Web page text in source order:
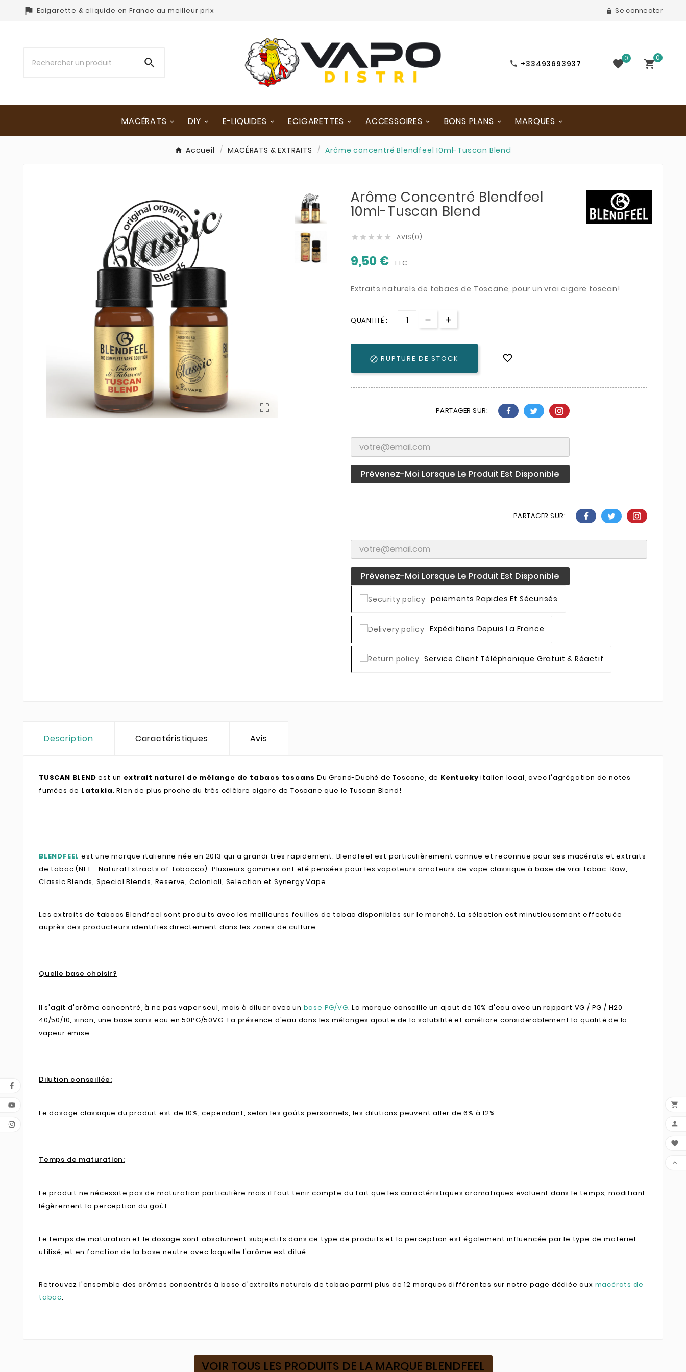
 Ecigarette & eliquide en France au meilleur prix  Se connecter
  +33493693937 0 
0
MACÉRATS DIY E-LIQUIDES ECIGARETTES ACCESSOIRES BONS PLANS MARQUES
Accueil MACÉRATS & EXTRAITS Arôme concentré Blendfeel 10ml-Tuscan Blend

Arôme Concentré Blendfeel
10ml-Tuscan Blend
     AVIS(0)
9,50 € TTC
Extraits naturels de tabacs de Toscane, pour un vrai cigare toscan!
QUANTITÉ :
 RUPTURE DE STOCK 
PARTAGER SUR:
Prévenez-Moi Lorsque Le Produit Est Disponible
PARTAGER SUR:
Prévenez-Moi Lorsque Le Produit Est Disponible
Paiements Rapides Et Sécurisés
Expéditions Depuis La France
Service Client Téléphonique Gratuit & Réactif
Description Caractéristiques Avis
TUSCAN BLEND est un extrait naturel de mélange de tabacs toscans Du Grand-Duché de Toscane, de Kentucky italien local, avec l'agrégation de notes
fumées de Latakia. Rien de plus proche du très célèbre cigare de Toscane que le Tuscan Blend!
BLENDFEEL est une marque italienne née en 2013 qui a grandi très rapidement. Blendfeel est particulièrement connue et reconnue pour ses macérats et extraits
de tabac (NET - Natural Extracts of Tobacco). Plusieurs gammes ont été pensées pour les vapoteurs amateurs de vape classique à base de vrai tabac: Raw,
Classic Blends, Special Blends, Reserve, Coloniali, Selection et Synergy Vape.
Les extraits de tabacs Blendfeel sont produits avec les meilleures feuilles de tabac disponibles sur le marché. La sélection est minutieusement effectuée
auprès des producteurs identifiés directement dans les zones de culture.
Quelle base choisir?
Il s'agit d'arôme concentré, à ne pas vaper seul, mais à diluer avec un base PG/VG.La marque conseille un ajout de 10% d'eau avec un rapport VG / PG / H20
40/50/10, sinon, une base sans eau en 50PG/50VG. La présence d'eau dans les mélanges ajoute de la solubilité et améliore considérablement la qualité de la
vapeur émise.
Dilution conseillée:
Le dosage classique du produit est de 10%, cependant, selon les goûts personnels, les dilutions peuvent aller de 6% à 12%.
Temps de maturation:
Le produit ne nécessite pas de maturation particulière mais il faut tenir compte du fait que les caractéristiques aromatiques évoluent dans le temps, modifiant
légèrement la perception du goût.
Le temps de maturation et le dosage sont absolument subjectifs dans ce type de produits et la perception est également influencée par le type de matériel
utilisé, et en fonction de la base neutre avec laquelle l'arôme est dilué.
Retrouvez l'ensemble des arômes concentrés à base d'extraits naturels de tabac parmi plus de 12 marques différentes sur notre page dédiée aux macérats de
tabac.
VOIR TOUS LES PRODUITS DE LA MARQUE BLENDFEEL



